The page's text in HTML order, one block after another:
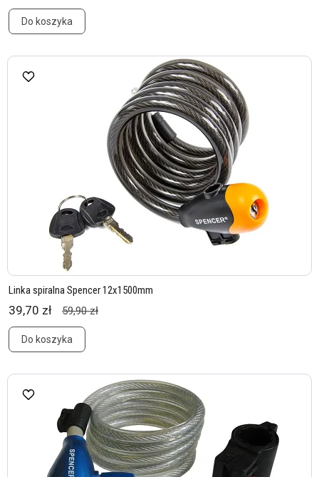
Do koszyka
Linka spiralna Spencer 12x1500mm
39,70 zł 59,90 zł
Do koszyka